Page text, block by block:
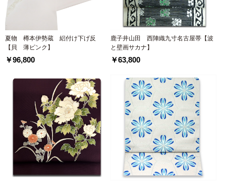
夏物 樽本伊勢蔵 絽付け下げ反
【貝 薄ピンク】
￥96,800
鹿子井山田 西陣織九寸名古屋帯【波
と壁画サカナ】
￥63,800